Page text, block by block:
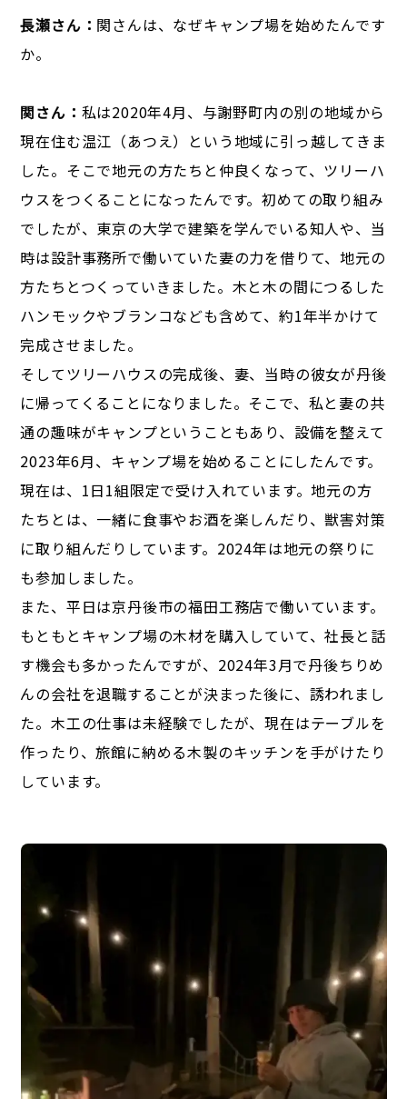
長瀬さん： 関さんは、なぜキャンプ場を始めたんです
か。
関さん： 私は2020年4月、与謝野町内の別の地域から
現在住む温江（あつえ）という地域に引っ越してきま
した。そこで地元の方たちと仲良くなって、ツリーハ
ウスをつくることになったんです。初めての取り組み
でしたが、東京の大学で建築を学んでいる知人や、当
時は設計事務所で働いていた妻の力を借りて、地元の
方たちとつくっていきました。木と木の間につるした
ハンモックやブランコなども含めて、約1年半かけて
完成させました。
そしてツリーハウスの完成後、妻、当時の彼女が丹後
に帰ってくることになりました。そこで、私と妻の共
通の趣味がキャンプということもあり、設備を整えて
2023年6月、キャンプ場を始めることにしたんです。
現在は、1日1組限定で受け入れています。地元の方
たちとは、一緒に食事やお酒を楽しんだり、獣害対策
に取り組んだりしています。2024年は地元の祭りに
も参加しました。
また、平日は京丹後市の福田工務店で働いています。
もともとキャンプ場の木材を購入していて、社長と話
す機会も多かったんですが、2024年3月で丹後ちりめ
んの会社を退職することが決まった後に、誘われまし
た。木工の仕事は未経験でしたが、現在はテーブルを
作ったり、旅館に納める木製のキッチンを手がけたり
しています。